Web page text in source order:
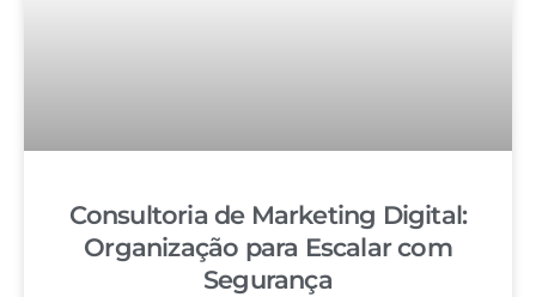
Consultoria de Marketing Digital:
Organização para Escalar com
Segurança